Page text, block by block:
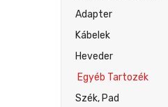
Adapter
Kábelek
Heveder
Egyéb Tartozék
Szék, Pad